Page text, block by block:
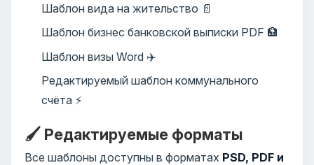
Шаблон вида на жительство 📄
Шаблон бизнес банковской выписки PDF 🏦
Шаблон визы Word ✈️
Редактируемый шаблон коммунального
счёта ⚡
🖌️ Редактируемые форматы
Все шаблоны доступны в форматах PSD, PDF и